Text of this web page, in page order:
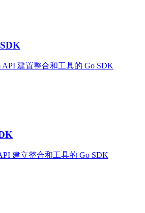
API 建置整合和工具的 Go SDK
建立整合和工具的 Go SDK